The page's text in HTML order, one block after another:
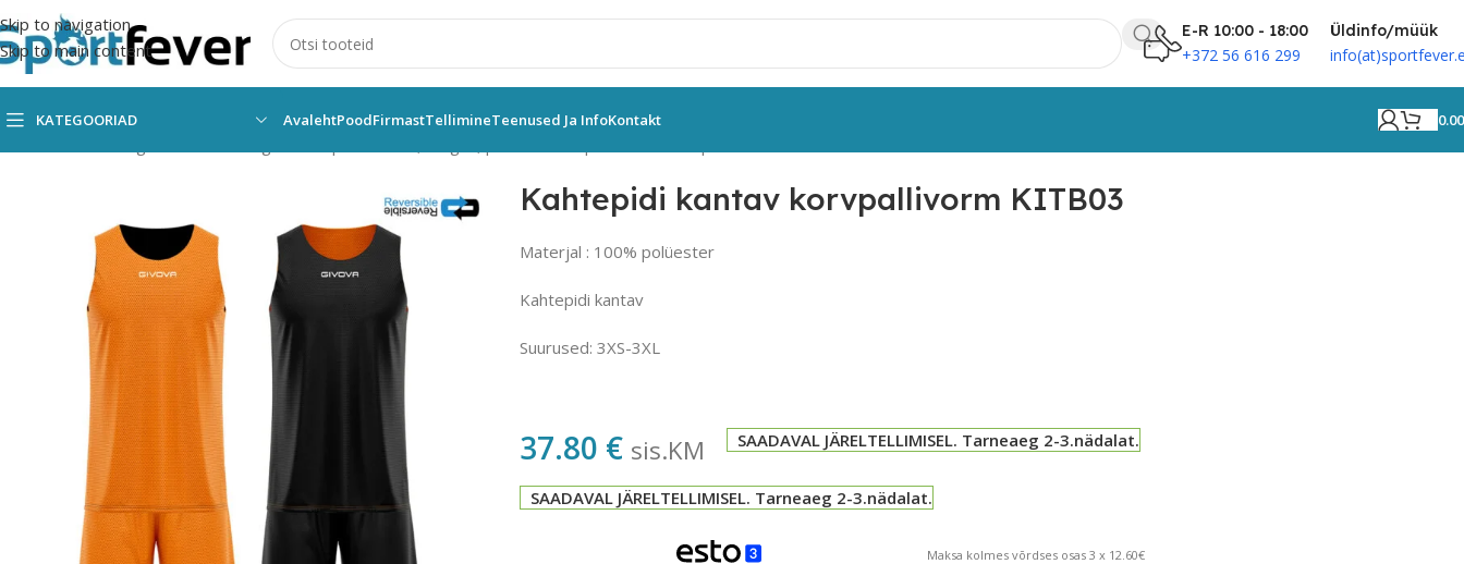
Skip to navigation
Skip to main content
E-R 10:00 - 18:00
+372 56 616 299
Üldinfo/müük
KATEGOORIAD AvalehtPoodFirmastTellimineTeenused Ja InfoKontakt
Kahtepidi kantav korvpallivorm KITB03
Materjal : 100% polüester
Kahtepidi kantav
Suurused: 3XS-3XL
37.80 € sis.KM SAADAVAL JÄRELTELLIMISEL. Tarneaeg 2-3.nädalat.
SAADAVAL JÄRELTELLIMISEL. Tarneaeg 2-3.nädalat.
Maksa kolmes võrdses osas 3 x 12.60€